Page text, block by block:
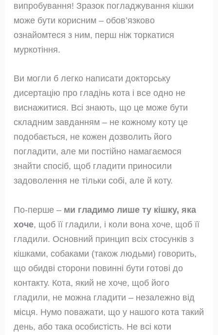
випробування! Зразок погладжування кішки
може бути корисним – обов’язково
ознайомтеся з ним, перш ніж торкатися
муркотіння.
Ви могли б легко написати докторську
дисертацію про гладінь кота і все одно не
виснажитися. Всі знають, що це може бути
складним завданням – не кожному коту це
подобається, не кожен дозволить його
погладити, але ми постійно намагаємося
знайти спосіб, щоб гладити приносили
задоволення не тільки собі, але й коту.
По-перше – ми гладимо лише ту кішку, яка
хоче, щоб її гладили, і коли вона хоче, щоб її
гладили. Основний принцип всіх стосунків з
кішками, собаками (також людьми) говорить,
що обидві сторони повинні бути готові до
контакту. Кота, який не хоче, щоб його
гладили, не можна гладити – незалежно від
місця. Нумо поважати, що у нашого кота такий
день, або така особистість. Не всі коти